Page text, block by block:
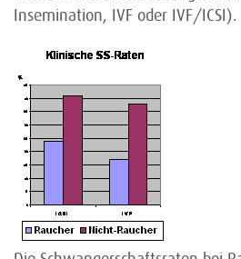
Insemination, IVF oder IVF/ICSI).